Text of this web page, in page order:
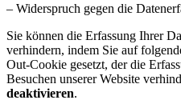
– Widerspruch gegen die
Sie können die Erfassung Ihrer
verhindern, indem Sie auf
Out-Cookie gesetzt, der die
Besuchen unserer Website
deaktivieren.